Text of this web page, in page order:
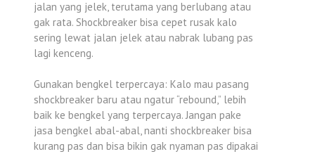
jalan yang jelek, terutama yang berlubang atau
gak rata. Shockbreaker bisa cepet rusak kalo
sering lewat jalan jelek atau nabrak lubang pas
lagi kenceng.
Gunakan bengkel terpercaya: Kalo mau pasang
shockbreaker baru atau ngatur “rebound,” lebih
baik ke bengkel yang terpercaya. Jangan pake
jasa bengkel abal-abal, nanti shockbreaker bisa
kurang pas dan bisa bikin gak nyaman pas dipakai